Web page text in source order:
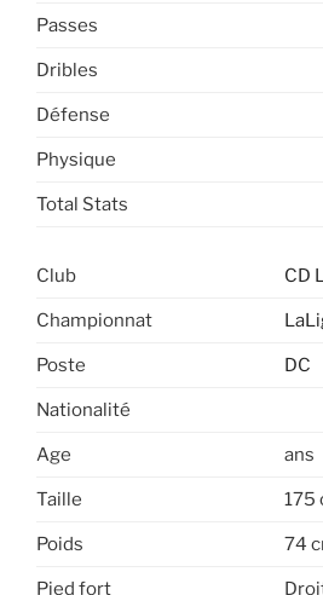
Passes
Dribles
Défense
Physique
Total Stats
Club CD
Championnat
Poste DC
Nationalité
Age ans
Taille 175
Poids 74
Pied fort